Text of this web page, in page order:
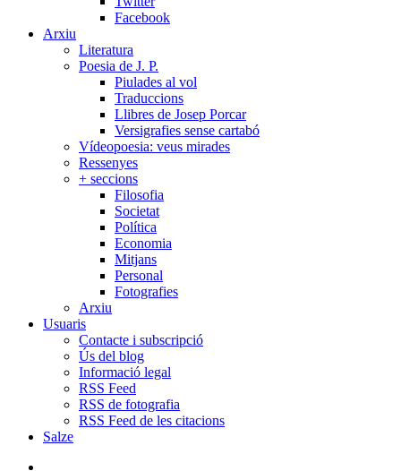
Facebook
Arxiu
Literatura
Poesia de J. P.
Piulades al vol
Traduccions
Llibres de Josep Porcar
Versigrafies sense cartabó
Vídeopoesia: veus mirades
Ressenyes
+ seccions
Filosofia
Societat
Política
Economia
Mitjans
Personal
Fotografies
Arxiu
Usuaris
Contacte i subscripció
Ús del blog
Informació legal
RSS Feed
RSS de fotografia
RSS Feed de les citacions
Salze